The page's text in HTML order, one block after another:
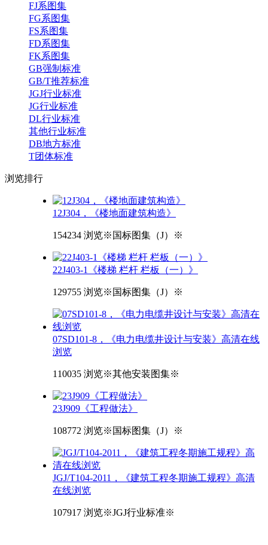
FJ系图集
FG系图集
FS系图集
FD系图集
FK系图集
GB强制标准
GB/T推荐标准
JGJ行业标准
JG行业标准
DL行业标准
其他行业标准
DB地方标准
T团体标准
浏览排行
12J304，《楼地面建筑构造》
154234 浏览※国标图集（J）※
22J403-1《楼梯 栏杆 栏板（一）》
129755 浏览※国标图集（J）※
07SD101-8，《电力电缆井设计与安装》高清在线
浏览
110035 浏览※其他安装图集※
23J909《工程做法》
108772 浏览※国标图集（J）※
JGJ/T104-2011，《建筑工程冬期施工规程》高清
在线浏览
107917 浏览※JGJ行业标准※